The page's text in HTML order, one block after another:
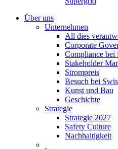
Über uns
Unternehmen
All dies
Corporate
Compliance bei
Stakeholder
Strompreis
Besuch bei
Kunst und Bau
Geschichte
Strategie
Strategie 2027
Safety Culture
Nachhaltigkeit